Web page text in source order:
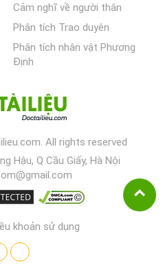
Cảm nghĩ về người thân
Phân tích Trao duyên
Phân tích nhân vật Phương
Định
All rights reserved
Hậu, Q Cầu Giấy, Hà Nội
khoản sử dụng